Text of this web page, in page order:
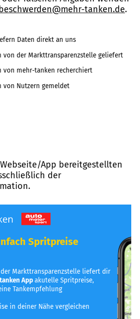
beschwerden@mehr-tanken.de.
Daten direkt an uns
von der Markttransparenzstelle geliefert
von mehr-tanken recherchiert
von Nutzern gemeldet
App bereitgestellten
der
Spritpreise
Markttransparenzstelle liefert dir
Appakutelle Spritpreise,
Tankempfehlung
in deiner Nähe vergleichen